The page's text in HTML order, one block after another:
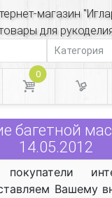
магазин
для
0
багетной
14.05.2012
Вашему